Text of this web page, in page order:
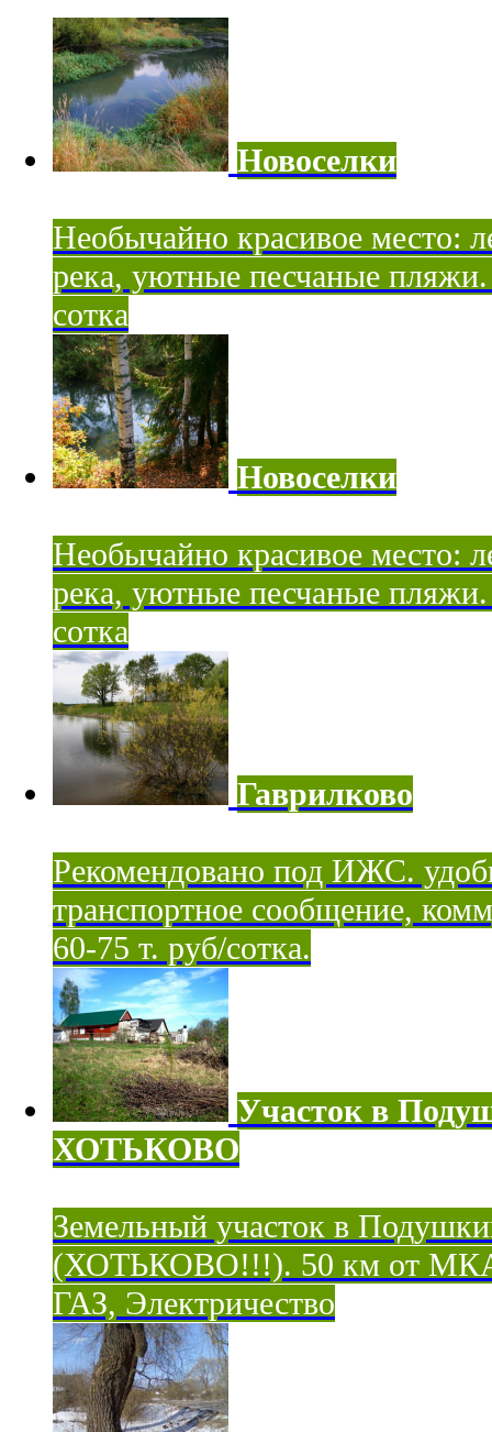
Новоселки
Необычайно красивое место:
река, уютные песчаные
сотка
Новоселки
Необычайно красивое место:
река, уютные песчаные
сотка
Гаврилково
Рекомендовано под ИЖС.
транспортное сообщение,
60-75 т. руб/сотка.
Участок в
ХОТЬКОВО
Земельный участок в
(ХОТЬКОВО!!!). 50 км от
ГАЗ, Электричество